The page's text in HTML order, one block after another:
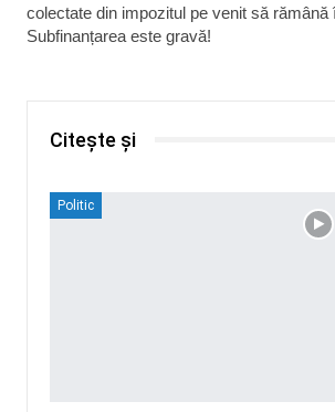
colectate din impozitul pe venit să rămână
Subfinanțarea este gravă!
Citește și
Politic